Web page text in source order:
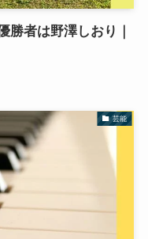
勝者は野澤しおり｜
芸能